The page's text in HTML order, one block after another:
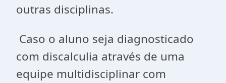
outras disciplinas.
Caso o aluno seja diagnosticado
com discalculia através de uma
equipe multidisciplinar com